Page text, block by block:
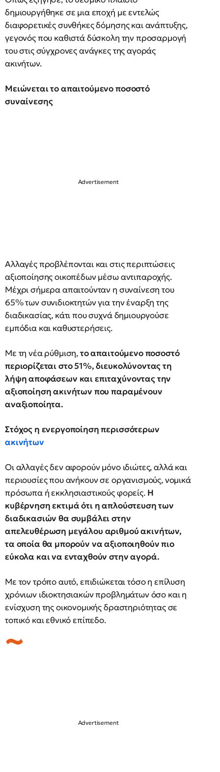
δημιουργήθηκε σε μια εποχή με εντελώς
διαφορετικές συνθήκες δόμησης και ανάπτυξης,
γεγονός που καθιστά δύσκολη την προσαρμογή
του στις σύγχρονες ανάγκες της αγοράς
ακινήτων.
Μειώνεται το απαιτούμενο ποσοστό
συναίνεσης
Αλλαγές προβλέπονται και στις περιπτώσεις
αξιοποίησης οικοπέδων μέσω αντιπαροχής.
Μέχρι σήμερα απαιτούνταν η συναίνεση του
65% των συνιδιοκτητών για την έναρξη της
διαδικασίας, κάτι που συχνά δημιουργούσε
εμπόδια και καθυστερήσεις.
Με τη νέα ρύθμιση,το απαιτούμενο ποσοστό
περιορίζεται στο 51%, διευκολύνοντας τη
λήψη αποφάσεων και επιταχύνοντας την
αξιοποίηση ακινήτων που παραμένουν
αναξιοποίητα.
Στόχος η ενεργοποίηση περισσότερων
ακινήτων
Οι αλλαγές δεν αφορούν μόνο ιδιώτες, αλλά και
περιουσίες που ανήκουν σε οργανισμούς, νομικά
πρόσωπα ή εκκλησιαστικούς φορείς.Η
κυβέρνηση εκτιμά ότι η απλούστευση των
διαδικασιών θα συμβάλει στην
απελευθέρωση μεγάλου αριθμού ακινήτων,
τα οποία θα μπορούν να αξιοποιηθούν πιο
εύκολα και να ενταχθούν στην αγορά.
Με τον τρόπο αυτό, επιδιώκεται τόσο η επίλυση
χρόνιων ιδιοκτησιακών προβλημάτων όσο και η
ενίσχυση της οικονομικής δραστηριότητας σε
τοπικό και εθνικό επίπεδο.